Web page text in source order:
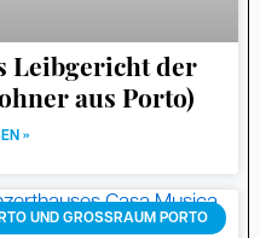
Leibgericht der
aus Porto)
»
UND GROSSRAUM PORTO